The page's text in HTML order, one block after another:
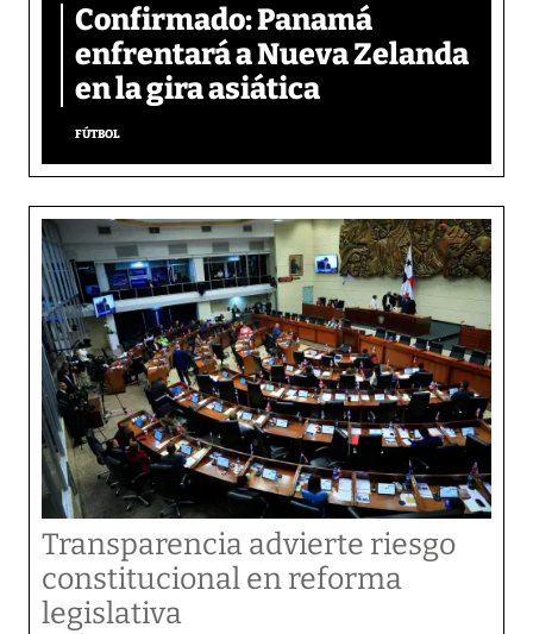
Confirmado: Panamá
enfrentará a Nueva Zelanda
en la gira asiática
FÚTBOL
Transparencia advierte riesgo
constitucional en reforma
legislativa